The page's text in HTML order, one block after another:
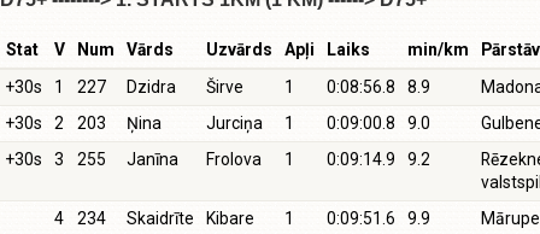
Stat V Num Vārds Uzvārds Apļi Laiks min/km
Pārstāv
+30s
1 227 Dzidra Širve 1 0:08:56.8 8.9
+30s
2 203 Ņina Jurciņa 1 0:09:00.8 9.0
+30s
3 255 Janīna Frolova 1 0:09:14.9 9.2
4
234 Skaidrīte Kibare 1 0:09:51.6 9.9